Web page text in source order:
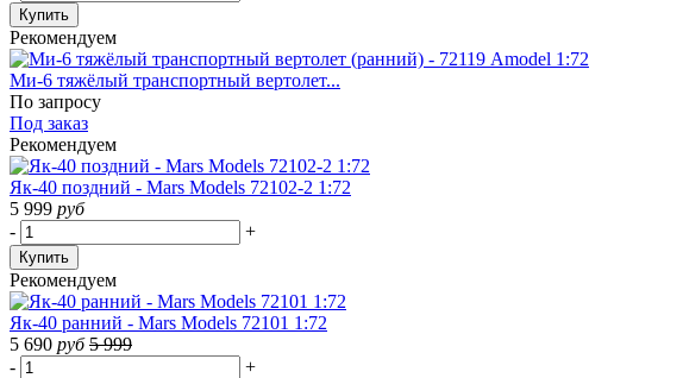
Купить
Рекомендуем
Ми-6 тяжёлый транспортный вертолет...
По запросу
Под заказ
Рекомендуем
Як-40 поздний - Mars Models 72102-2 1:72
5 999 руб
-
+
Купить
Рекомендуем
Як-40 ранний - Mars Models 72101 1:72
5 690 руб 5 999
-
+